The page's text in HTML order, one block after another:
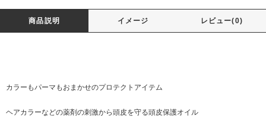
商品説明 イメージ レビュー(0)
カラーもパーマもおまかせのプロテクトアイテム
ヘアカラーなどの薬剤の刺激から頭皮を守る頭皮保護オイル